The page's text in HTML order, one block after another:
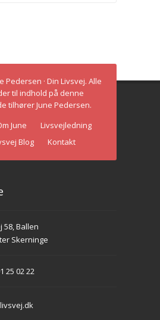
Pedersen · Din Livsvej. Alle
til indhold på denne
tilhører June Pedersen.
June
Livsvejledning
Blog
Kontakt
58, Ballen
Skerninge
25 02 22